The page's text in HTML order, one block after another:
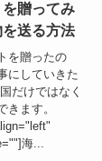
贈ってみ
送る方法
を贈ったの
にしていきた
だけではなく
きます。
海...